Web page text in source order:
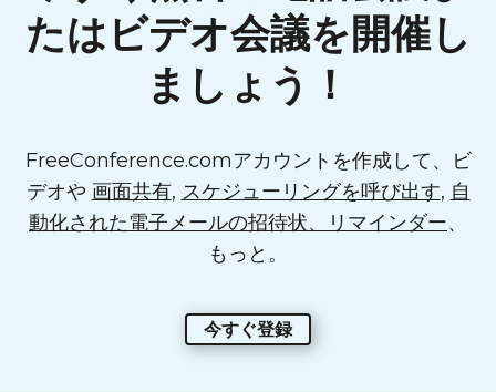
たはビデオ会議を開催し
ましょう！
FreeConference.comアカウントを作成して、ビ
デオや 画面共有, スケジューリングを呼び出す, 自
動化された電子メールの招待状、リマインダー、
もっと。
今すぐ登録